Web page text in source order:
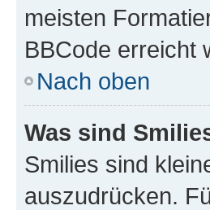
meisten
BBCode erreicht
Nach oben
Was sind
Smilies sind
auszudrücken.